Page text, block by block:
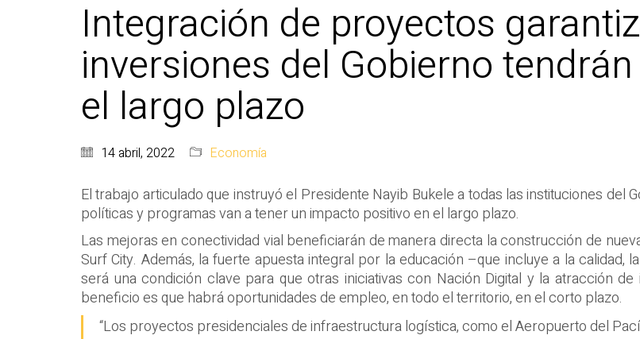
Integración de proyectos
inversiones del Gobierno
el largo plazo
14 abril, 2022 Economía
El trabajo articulado que instruyó el Presidente Nayib Bukele a todas las instituciones
políticas y programas van a tener un impacto positivo en el largo plazo.
Las mejoras en conectividad vial beneficiarán de manera directa la construcción de
Surf City. Además, la fuerte apuesta integral por la educación –que incluye a la
será una condición clave para que otras iniciativas con Nación Digital y la atracción
beneficio es que habrá oportunidades de empleo, en todo el territorio, en el corto plazo.
“Los proyectos presidenciales de infraestructura logística, como el Aeropuerto del